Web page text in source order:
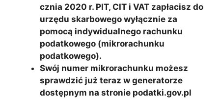
cznia 2020 r. PIT, CIT i VAT zapłacisz do
urzędu skarbowego wyłącznie za
pomocą indywidualnego rachunku
podatkowego (mikrorachunku
podatkowego).
Swój numer mikrorachunku możesz
sprawdzić już teraz w generatorze
dostępnym na stronie podatki.gov.pl